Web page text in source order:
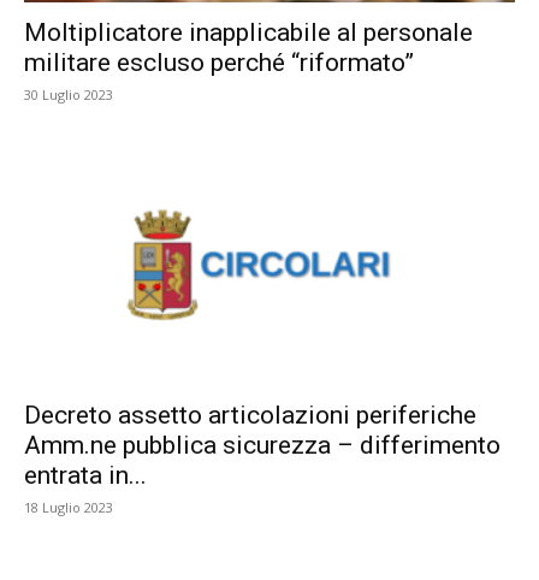
Moltiplicatore inapplicabile al personale
militare escluso perché “riformato”
30 Luglio 2023
Decreto assetto articolazioni periferiche
Amm.ne pubblica sicurezza – differimento
entrata in...
18 Luglio 2023